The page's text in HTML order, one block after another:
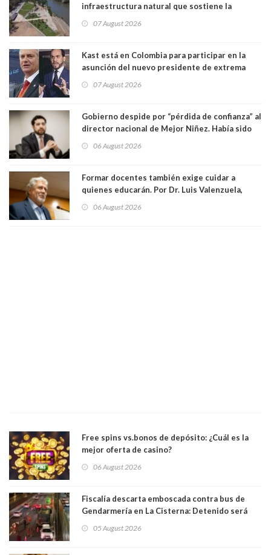
infraestructura natural que sostiene la
07 August 2026
Kast está en Colombia para participar en la
asunción del nuevo presidente de extrema
07 August 2026
Gobierno despide por “pérdida de confianza” al
director nacional de Mejor Niñez. Había sido
06 August 2026
Formar docentes también exige cuidar a
quienes educarán. Por Dr. Luis Valenzuela,
Académicos U. Católica Silva Henríquez
06 August 2026
Free spins vs.bonos de depósito: ¿Cuál es la
mejor oferta de casino?
06 August 2026
Fiscalía descarta emboscada contra bus de
Gendarmería en La Cisterna: Detenido será
05 August 2026